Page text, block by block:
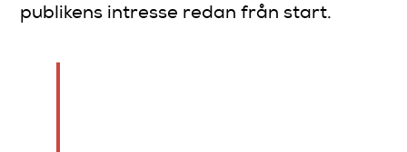
publikens intresse redan från start.